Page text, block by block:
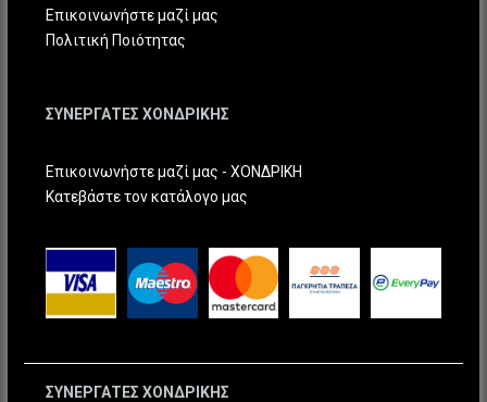
Επικοινωνήστε μαζί μας
Πολιτική Ποιότητας
ΣΥΝΕΡΓΑΤΕΣ ΧΟΝΔΡΙΚΗΣ
Επικοινωνήστε μαζί μας - ΧΟΝΔΡΙΚΗ
Κατεβάστε τον κατάλογο μας
ΣΥΝΕΡΓΑΤΕΣ ΧΟΝΔΡΙΚΗΣ